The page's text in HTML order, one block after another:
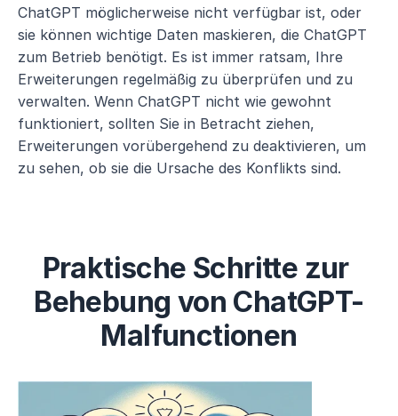
ChatGPT möglicherweise nicht verfügbar ist, oder
sie können wichtige Daten maskieren, die ChatGPT
zum Betrieb benötigt. Es ist immer ratsam, Ihre
Erweiterungen regelmäßig zu überprüfen und zu
verwalten. Wenn ChatGPT nicht wie gewohnt
funktioniert, sollten Sie in Betracht ziehen,
Erweiterungen vorübergehend zu deaktivieren, um
zu sehen, ob sie die Ursache des Konflikts sind.
Praktische Schritte zur
Behebung von ChatGPT-
Malfunctionen